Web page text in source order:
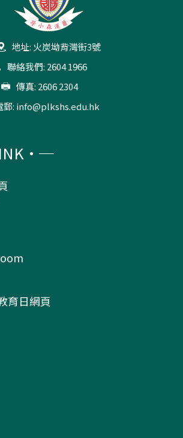
地址: 火炭坳背灣街3號
聯絡我們: 2604 1966
傳真: 2606 2304
郵: info@plkshs.edu.hk
育日網頁